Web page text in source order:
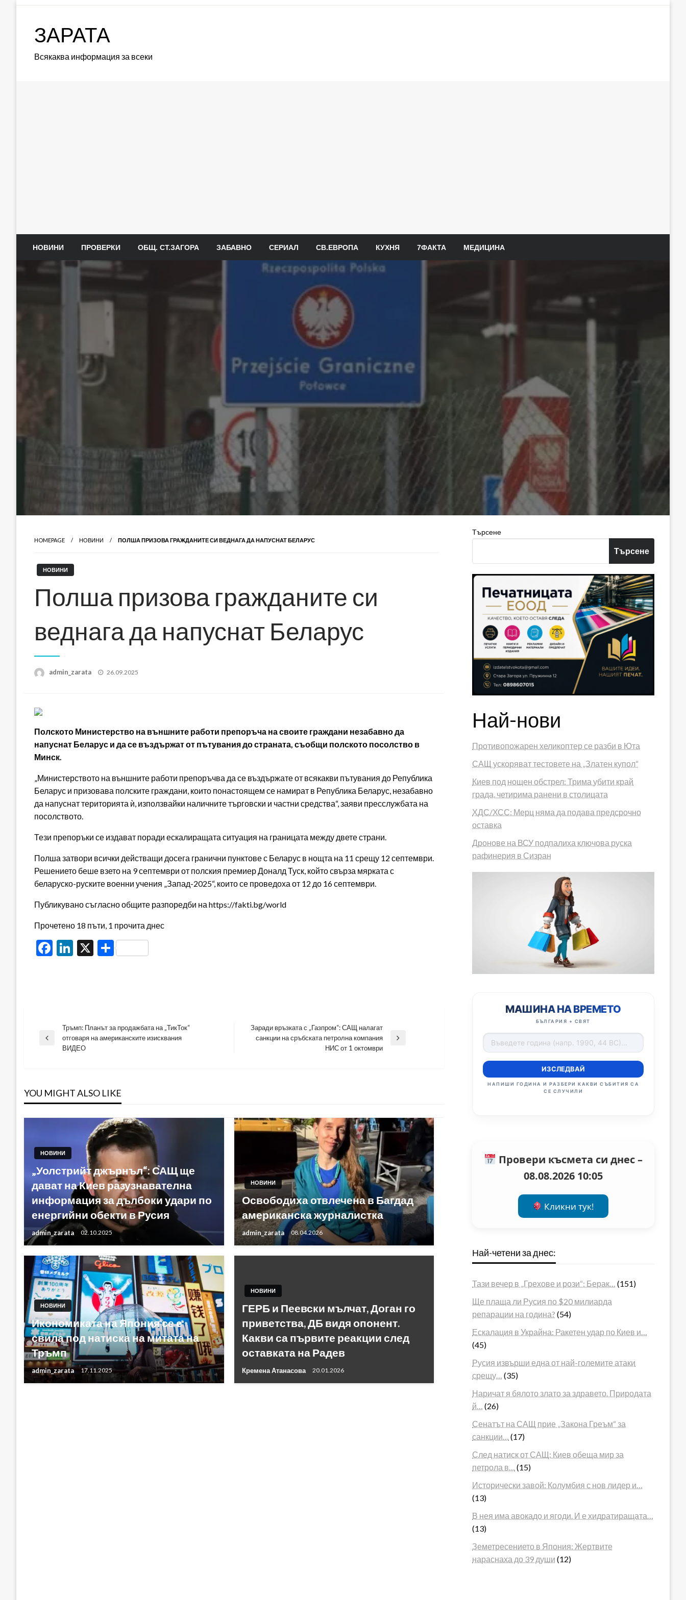
ЗАРАТА
Всякаква информация за всеки
НОВИНИ ПРОВЕРКИ ОБЩ. СТ.ЗАГОРА ЗАБАВНО СЕРИАЛ СВ.ЕВРОПА КУХНЯ 7ФАКТА МЕДИЦИНА
HOMEPAGE НОВИНИ ПОЛША ПРИЗОВА ГРАЖДАНИТЕ СИ ВЕДНАГА ДА НАПУСНАТ БЕЛАРУС
НОВИНИ
Полша призова гражданите си
веднага да напуснат Беларус
admin_zarata
Posted
26.09.2025
Полското Министерство на външните работи препоръча на своите граждани незабавно да
напуснат Беларус и да се въздържат от пътувания до страната, съобщи полското посолство в
Минск.
„Министерството на външните работи препоръчва да се въздържате от всякакви пътувания до Република
Беларус и призовава полските граждани, които понастоящем се намират в Република Беларус, незабавно
да напуснат територията ѝ, използвайки наличните търговски и частни средства“, заяви пресслужбата на
посолството.
Тези препоръки се издават поради ескалиращата ситуация на границата между двете страни.
Полша затвори всички действащи досега гранични пунктове с Беларус в нощта на 11 срещу 12 септември.
Решението беше взето на 9 септември от полския премиер Доналд Туск, който свърза мярката с
беларуско-руските военни учения „Запад-2025“, които се проведоха от 12 до 16 септември.
Публикувано съгласно общите разпоредби на https://fakti.bg/world
Прочетено 18 пъти, 1 прочита днес
Facebook
LinkedIn
X Share
Навигация
Previous
Тръмп: Планът за продажбата на „ТикТок“
отговаря на американските изисквания
ВИДЕО
Next
Заради връзката с „Газпром“: САЩ налагат
санкции на сръбската петролна компания
НИС от 1 октомври
YOU MIGHT ALSO LIKE
НОВИНИ
„Уолстрийт джърнъл“: САЩ ще
дават на Киев разузнавателна
информация за дълбоки удари по
енергийни обекти в Русия
admin_zarata 02.10.2025
НОВИНИ
Освободиха отвлечена в Багдад
американска журналистка
admin_zarata 08.04.2026
НОВИНИ
Икономиката на Япония се е
свила под натиска на митата на
Тръмп
admin_zarata 17.11.2025
НОВИНИ
ГЕРБ и Пеевски мълчат, Доган го
приветства, ДБ видя опонент.
Какви са първите реакции след
оставката на Радев
Кремена Атанасова 20.01.2026
Търсене
Търсене
Най-нови
Противопожарен хеликоптер се разби в Юта
САЩ ускоряват тестовете на „Златен купол“
Киев под нощен обстрел: Трима убити край
града, четирима ранени в столицата
ХДС/ХСС: Мерц няма да подава предсрочно
оставка
Дронове на ВСУ подпалиха ключова руска
рафинерия в Сизран
МАШИНА НА ВРЕМЕТО
БЪЛГАРИЯ + СВЯТ
ИЗСЛЕДВАЙ
НАПИШИ ГОДИНА И РАЗБЕРИ КАКВИ СЪБИТИЯ СА
СЕ СЛУЧИЛИ
Провери късмета си днес –
08.08.2026 10:05
Кликни тук!
Най-четени за днес:
Тази вечер в „Грехове и рози“: Берак…
(151)
Ще плаща ли Русия по $20 милиарда
репарации на година? (54)
Ескалация в Украйна: Ракетен удар по Киев и…
(45)
Русия извърши една от най-големите атаки
срещу…
(35)
Наричат я бялото злато за здравето. Природата
й…
(26)
Сенатът на САЩ прие „Закона Греъм“ за
санкции…
(17)
След натиск от САЩ: Киев обеща мир за
петрола в…
(15)
Исторически завой: Колумбия с нов лидер и…
(13)
В нея има авокадо и ягоди. И е хидратиращата…
(13)
Земетресението в Япония: Жертвите
нараснаха до 39 души (12)